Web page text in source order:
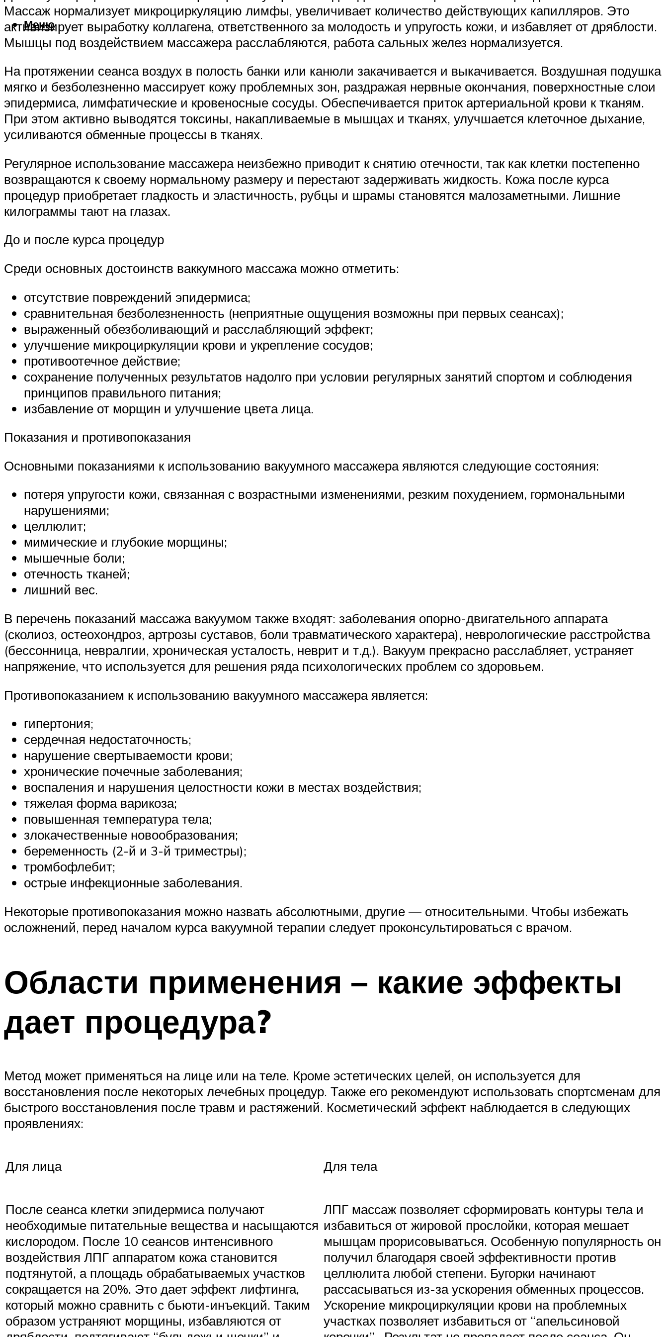
Меню
Массаж нормализует микроциркуляцию лимфы, увеличивает количество действующих капилляров. Это
активизирует выработку коллагена, ответственного за молодость и упругость кожи, и избавляет от дряблости.
Мышцы под воздействием массажера расслабляются, работа сальных желез нормализуется.
На протяжении сеанса воздух в полость банки или канюли закачивается и выкачивается. Воздушная подушка
мягко и безболезненно массирует кожу проблемных зон, раздражая нервные окончания, поверхностные слои
эпидермиса, лимфатические и кровеносные сосуды. Обеспечивается приток артериальной крови к тканям.
При этом активно выводятся токсины, накапливаемые в мышцах и тканях, улучшается клеточное дыхание,
усиливаются обменные процессы в тканях.
Регулярное использование массажера неизбежно приводит к снятию отечности, так как клетки постепенно
возвращаются к своему нормальному размеру и перестают задерживать жидкость. Кожа после курса
процедур приобретает гладкость и эластичность, рубцы и шрамы становятся малозаметными. Лишние
килограммы тают на глазах.
До и после курса процедур
Среди основных достоинств ваккумного массажа можно отметить:
отсутствие повреждений эпидермиса;
сравнительная безболезненность (неприятные ощущения возможны при первых сеансах);
выраженный обезболивающий и расслабляющий эффект;
улучшение микроциркуляции крови и укрепление сосудов;
противоотечное действие;
сохранение полученных результатов надолго при условии регулярных занятий спортом и соблюдения
принципов правильного питания;
избавление от морщин и улучшение цвета лица.
Показания и противопоказания
Основными показаниями к использованию вакуумного массажера являются следующие состояния:
потеря упругости кожи, связанная с возрастными изменениями, резким похудением, гормональными
нарушениями;
целлюлит;
мимические и глубокие морщины;
мышечные боли;
отечность тканей;
лишний вес.
В перечень показаний массажа вакуумом также входят: заболевания опорно-двигательного аппарата
(сколиоз, остеохондроз, артрозы суставов, боли травматического характера), неврологические расстройства
(бессонница, невралгии, хроническая усталость, неврит и т.д.). Вакуум прекрасно расслабляет, устраняет
напряжение, что используется для решения ряда психологических проблем со здоровьем.
Противопоказанием к использованию вакуумного массажера является:
гипертония;
сердечная недостаточность;
нарушение свертываемости крови;
хронические почечные заболевания;
воспаления и нарушения целостности кожи в местах воздействия;
тяжелая форма варикоза;
повышенная температура тела;
злокачественные новообразования;
беременность (2-й и 3-й триместры);
тромбофлебит;
острые инфекционные заболевания.
Некоторые противопоказания можно назвать абсолютными, другие — относительными. Чтобы избежать
осложнений, перед началом курса вакуумной терапии следует проконсультироваться с врачом.
Области применения – какие эффекты
дает процедура?
Метод может применяться на лице или на теле. Кроме эстетических целей, он используется для
восстановления после некоторых лечебных процедур. Также его рекомендуют использовать спортсменам для
быстрого восстановления после травм и растяжений. Косметический эффект наблюдается в следующих
проявлениях:
Для лица Для тела
После сеанса клетки эпидермиса получают
необходимые питательные вещества и насыщаются
кислородом. После 10 сеансов интенсивного
воздействия ЛПГ аппаратом кожа становится
подтянутой, а площадь обрабатываемых участков
сокращается на 20%. Это дает эффект лифтинга,
который можно сравнить с бьюти-инъекций. Таким
образом устраняют морщины, избавляются от
ЛПГ массаж позволяет сформировать контуры тела и
избавиться от жировой прослойки, которая мешает
мышцам прорисовываться. Особенную популярность он
получил благодаря своей эффективности против
целлюлита любой степени. Бугорки начинают
рассасываться из-за ускорения обменных процессов.
Ускорение микроциркуляции крови на проблемных
участках позволяет избавиться от “апельсиновой